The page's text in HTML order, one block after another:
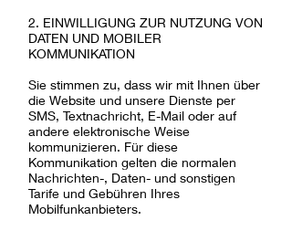
2. EINWILLIGUNG ZUR NUTZUNG VON
DATEN UND MOBILER
KOMMUNIKATION
Sie stimmen zu, dass wir mit Ihnen über
die Website und unsere Dienste per
SMS, Textnachricht, E-Mail oder auf
andere elektronische Weise
kommunizieren. Für diese
Kommunikation gelten die normalen
Nachrichten-, Daten- und sonstigen
Tarife und Gebühren Ihres
Mobilfunkanbieters.